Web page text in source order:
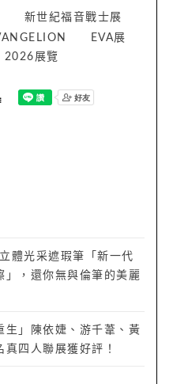
新世紀福音戰士展
EVA展
2026展覽
體光采遮瑕筆「新一代
」，還你無與倫筆的美麗
生」陳依婕、游千葦、黃
真四人聯展獲好評！